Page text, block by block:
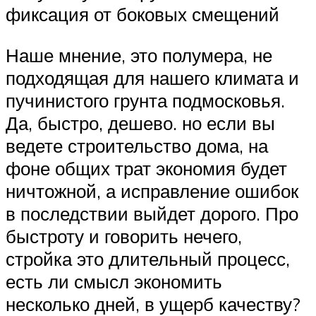
фиксация от боковых смещений
Наше мнение, это полумера, не
подходящая для нашего климата и
пучинистого грунта подмосковья.
Да, быстро, дешево. но если вы
ведете строительство дома, на
фоне общих трат экономия будет
ничтожной, а исправление ошибок
в последствии выйдет дорого. Про
быстроту и говорить нечего,
стройка это длительный процесс,
есть ли смысл экономить
несколько дней, в ущерб качеству?